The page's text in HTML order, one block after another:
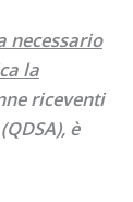
necessario
la
riceventi
è